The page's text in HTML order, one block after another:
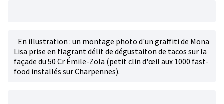
En illustration : un montage photo d'un graffiti de Mona
Lisa prise en flagrant délit de dégustaiton de tacos sur la
façade du 50 Cr Émile-Zola (petit clin d'œil aux 1000 fast-
food installés sur Charpennes).